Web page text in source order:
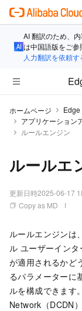
AI 翻訳のため、
は中国語版をご参
人力翻訳を依頼す
ホームページ
アプリケーション
ルールエンジン
ルールエ
更新日時2025-06-17
Copy as MD
ルールエンジンは
ル ユーザーイン
が適用されるかど
るパラメーターに
ルを構成できま
Network（DCDN